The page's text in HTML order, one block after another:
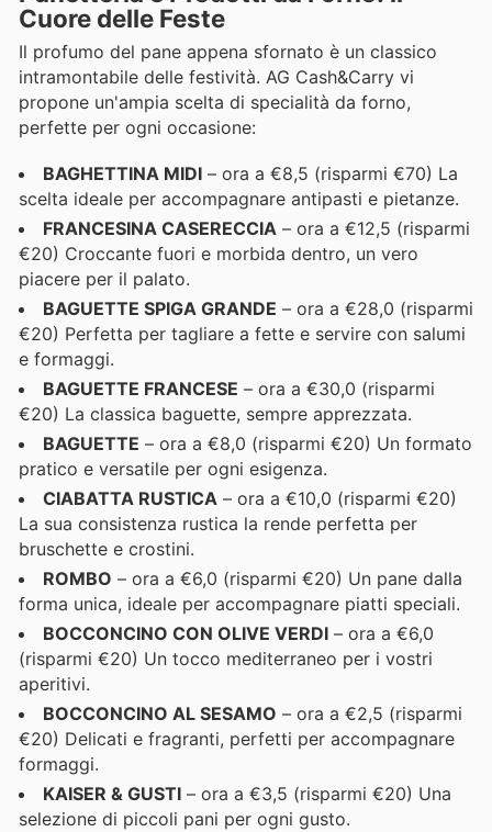
Cuore delle Feste
Il profumo del pane appena sfornato è un classico
intramontabile delle festività. AG Cash&Carry vi
propone un'ampia scelta di specialità da forno,
perfette per ogni occasione:
BAGHETTINA MIDI – ora a €8,5 (risparmi €70) La
scelta ideale per accompagnare antipasti e pietanze.
FRANCESINA CASERECCIA – ora a €12,5 (risparmi
€20) Croccante fuori e morbida dentro, un vero
piacere per il palato.
BAGUETTE SPIGA GRANDE – ora a €28,0 (risparmi
€20) Perfetta per tagliare a fette e servire con salumi
e formaggi.
BAGUETTE FRANCESE – ora a €30,0 (risparmi
€20) La classica baguette, sempre apprezzata.
BAGUETTE – ora a €8,0 (risparmi €20) Un formato
pratico e versatile per ogni esigenza.
CIABATTA RUSTICA – ora a €10,0 (risparmi €20)
La sua consistenza rustica la rende perfetta per
bruschette e crostini.
ROMBO – ora a €6,0 (risparmi €20) Un pane dalla
forma unica, ideale per accompagnare piatti speciali.
BOCCONCINO CON OLIVE VERDI – ora a €6,0
(risparmi €20) Un tocco mediterraneo per i vostri
aperitivi.
BOCCONCINO AL SESAMO – ora a €2,5 (risparmi
€20) Delicati e fragranti, perfetti per accompagnare
formaggi.
KAISER & GUSTI – ora a €3,5 (risparmi €20) Una
selezione di piccoli pani per ogni gusto.